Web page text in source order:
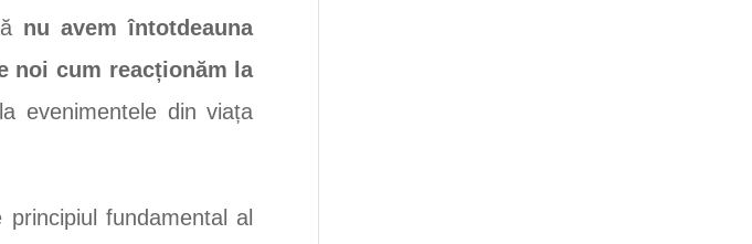
nu avem întotdeauna
noi cum reacționăm la
evenimentele din viața
fundamental al